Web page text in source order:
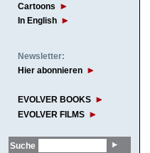
Cartoons
In English
Newsletter:
Hier abonnieren
EVOLVER BOOKS
EVOLVER FILMS
Suche